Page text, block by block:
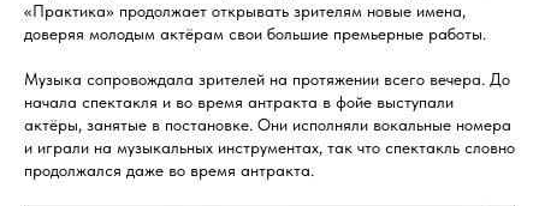
«Практика» продолжает открывать зрителям новые имена,
доверяя молодым актёрам свои большие премьерные работы.
Музыка сопровождала зрителей на протяжении всего вечера. До
начала спектакля и во время антракта в фойе выступали
актёры, занятые в постановке. Они исполняли вокальные номера
и играли на музыкальных инструментах, так что спектакль словно
продолжался даже во время антракта.